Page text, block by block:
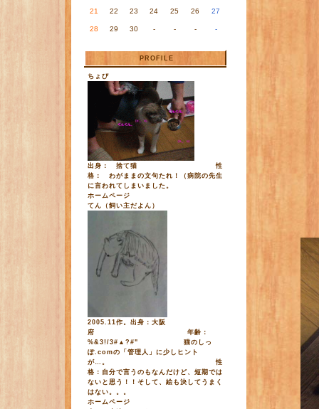
21 22 23 24 25 26 27
28 29 30 - - - -
PROFILE
ちょび
出身： 捨て猫 性
格： わがままの文句たれ！（病院の先生
に言われてしまいました。
ホームページ
てん（飼い主だよん）
2005.11作。出身：大阪
府 年齢：
%&3!/3#▲?#" 猫のしっ
ぽ.comの「管理人」に少しヒント
が…。 性
格：自分で言うのもなんだけど、短期では
ないと思う！！そして、絵も決してうまく
はない。。。
ホームページ